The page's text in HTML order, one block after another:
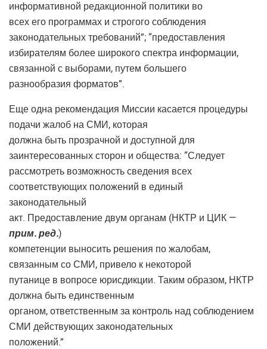
информативной редакционной политики во
всех его программах и строгого соблюдения
законодательных требований”; “предоставления
избирателям более широкого спектра информации,
связанной с выборами, путем большего
разнообразия форматов”.
Еще одна рекомендация Миссии касается процедуры
подачи жалоб на СМИ, которая
должна быть прозрачной и доступной для
заинтересованных сторон и общества: “Следует
рассмотреть возможность сведения всех
соответствующих положений в единый
законодательный
акт. Предоставление двум органам (НКТР и ЦИК —
прим. ред.)
компетенции выносить решения по жалобам,
связанным со СМИ, привело к некоторой
путанице в вопросе юрисдикции. Таким образом, НКТР
должна быть единственным
органом, ответственным за контроль над соблюдением
СМИ действующих законодательных
положений.”